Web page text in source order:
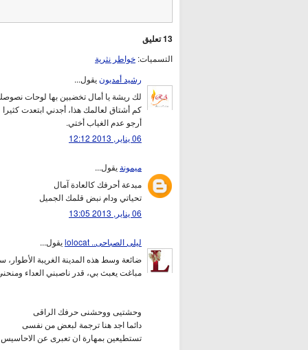
13 تعليق
التسميات: خواطر نثرية
رشيد أمديونيقول...
لك ريشة يا أمال تخضبين بها لوحات
كم أشتاق لعالمك هذا، أجدني ابتعدت
أرجو عدم الغياب أختي.
06 يناير, 2013 12:12
ميمونةيقول...
مبدعة أحرفك كالعادة آمال
تحياتي ودام نبض قلمك الجميل
06 يناير, 2013 13:05
ليلى الصباحى.. lolocat
يقول...
ضائعة وسط هذه المدينة الغريبة
مباغت يعبث بي، قدر ناصبني العداء
وحشتيى ووحشنى حرفك الراقى
دائما اجد هنا ترجمة لبعض من نفسى
تستطيعين بمهارة ان تعبرى عن الاحاسيس